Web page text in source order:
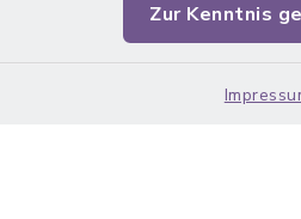
Zur Kenntnis